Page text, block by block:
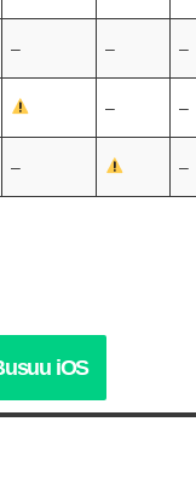
– – –
– –
– –
iOS